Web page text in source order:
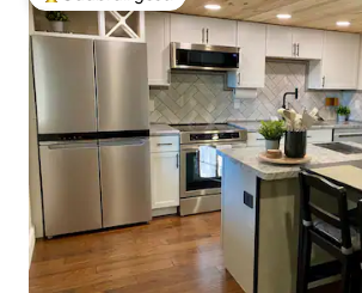
Među najviše rangiranima s oznakom